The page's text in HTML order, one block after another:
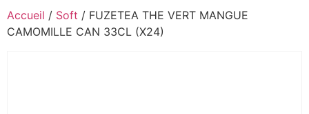
Accueil / Soft / FUZETEA THE VERT MANGUE
CAMOMILLE CAN 33CL (X24)